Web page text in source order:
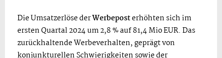
Die Umsatzerlöse derWerbeposterhöhten sich im
ersten Quartal 2024 um 2,8 % auf 81,4 Mio EUR. Das
zurückhaltende Werbeverhalten, geprägt von